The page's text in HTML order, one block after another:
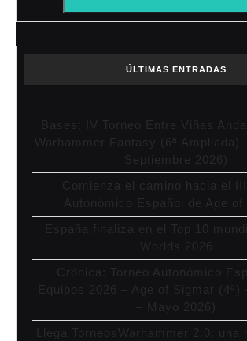
ÚLTIMAS ENTRADAS
Bases: IV Torneo Entre Viñas
Warhammer Fantasy (6ª Ampliada)
Septiembre 2026)
Comienza el camino hacia el III
Autonómico Español de Age of
España finaliza en el Top 10
Worlds 2026
Crónica: Torneo Autonómico
Equipos 2026 – Age of Sigmar (4ª)
– Mayo 2026)
Llega TorneosWarhammer 2.0: una